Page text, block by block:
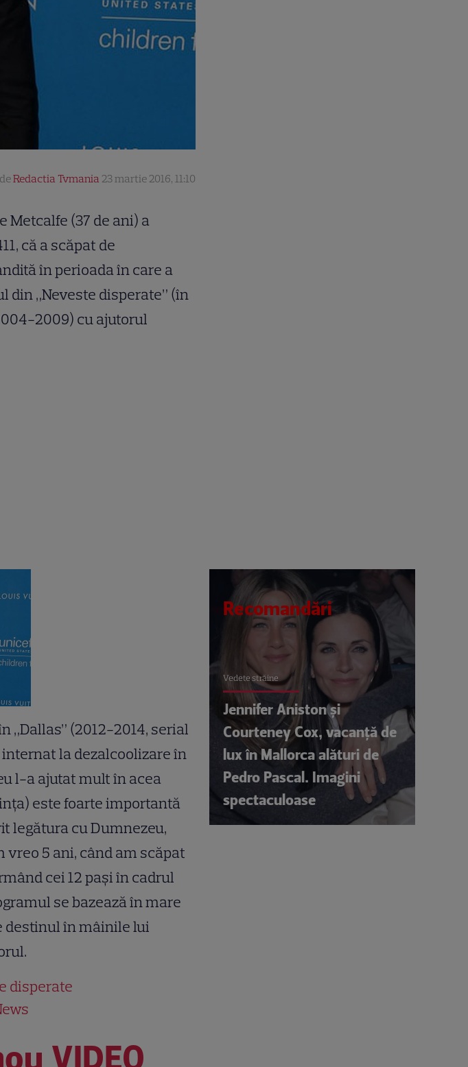
deRedactia Tvmania 23 martie 2016, 11:10
Metcalfe (37 de ani) a
că a scăpat de
în perioada în care a
din „Neveste disperate” (în
2009) cu ajutorul
„Dallas” (2012-2014, serial
la dezalcoolizare în
l-a ajutat mult în acea
este foarte importantă
legătura cu Dumnezeu,
vreo 5 ani, când am scăpat
cei 12 paşi în cadrul
se bazează în mare
destinul în mâinile lui
disperate
VIDEO
Recomandări
Vedete străine
Jennifer Aniston și
Courteney Cox, vacanță de
lux în Mallorca alături de
Pedro Pascal. Imagini
spectaculoase